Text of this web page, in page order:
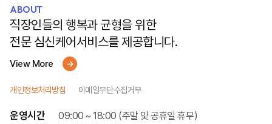
ABOUT
직장인들의 행복과 균형을 위한
전문 심신케어서비스를 제공합니다.
View More
개인정보처리방침 이메일무단수집거부
운영시간 09:00 ~ 18:00 (주말 및 공휴일 휴무)